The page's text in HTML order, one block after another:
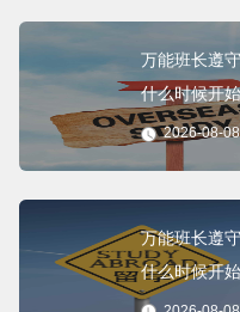
万能班长遵
什么时候开
2026-08-08
万能班长遵
什么时候开